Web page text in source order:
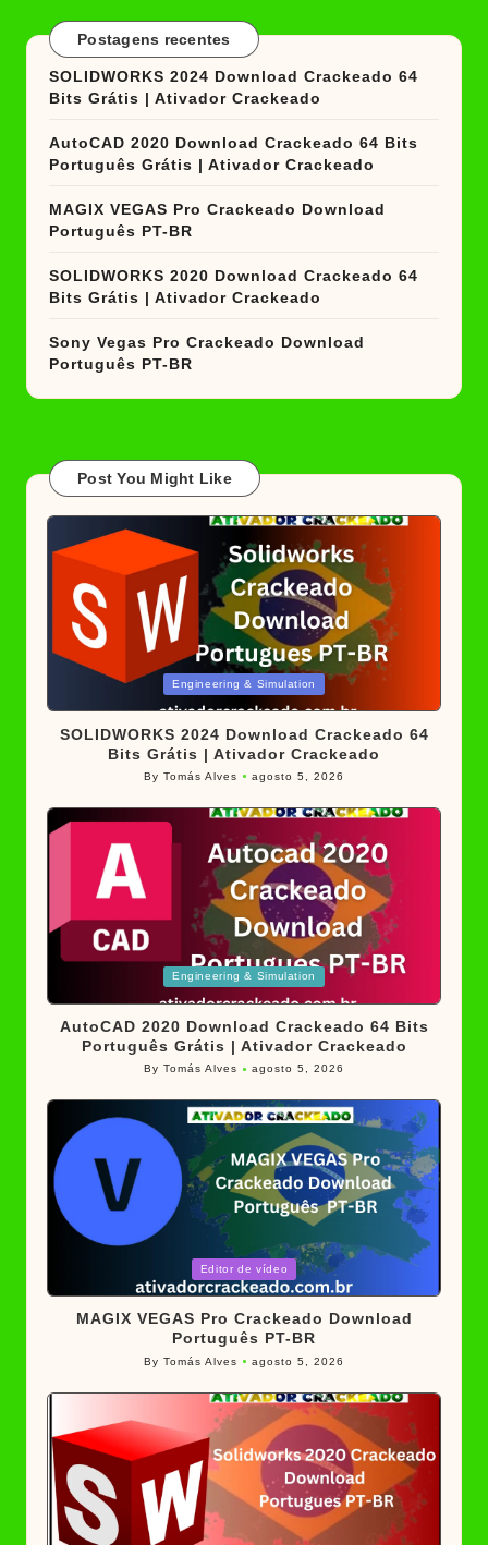
Postagens recentes
SOLIDWORKS 2024 Download Crackeado 64
Bits Grátis | Ativador Crackeado
AutoCAD 2020 Download Crackeado 64 Bits
Português Grátis | Ativador Crackeado
MAGIX VEGAS Pro Crackeado Download
Português PT-BR
SOLIDWORKS 2020 Download Crackeado 64
Bits Grátis | Ativador Crackeado
Sony Vegas Pro Crackeado Download
Português PT-BR
Post You Might Like
Engineering & Simulation
SOLIDWORKS 2024 Download Crackeado 64
Bits Grátis | Ativador Crackeado
Posted
ByTomás Alves agosto 5, 2026
Engineering & Simulation
AutoCAD 2020 Download Crackeado 64 Bits
Português Grátis | Ativador Crackeado
Posted
ByTomás Alves agosto 5, 2026
Editor de vídeo
MAGIX VEGAS Pro Crackeado Download
Português PT-BR
Posted
ByTomás Alves agosto 5, 2026